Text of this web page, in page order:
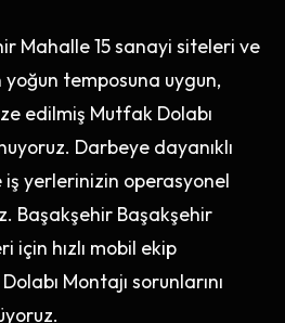
Mahalle 15 sanayi siteleri ve
temposuna uygun,
edilmiş Mutfak Dolabı
Darbeye dayanıklı
yerlerinizin operasyonel
Başakşehir Başakşehir
için hızlı mobil ekip
Montajı sorunlarını